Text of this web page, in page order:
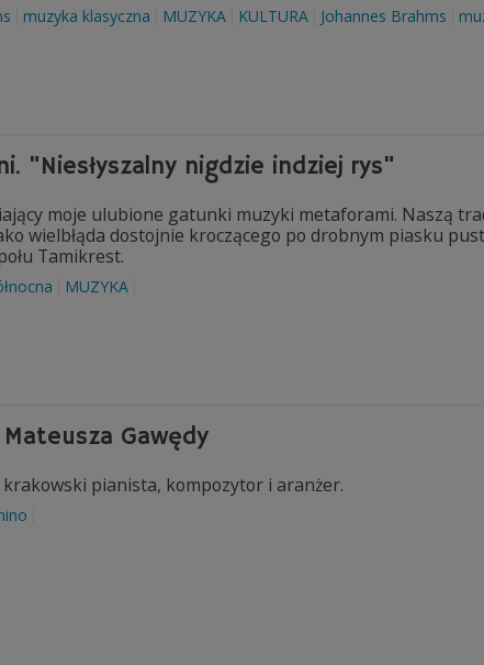
muzyka klasyczna MUZYKA KULTURA Johannes Brahms
"Niesłyszalny nigdzie indziej rys"
moje ulubione gatunki muzyki metaforami. Naszą
wielbłąda dostojnie kroczącego po drobnym piasku
Tamikrest.
MUZYKA
Gawędy
krakowski pianista, kompozytor i aranżer.